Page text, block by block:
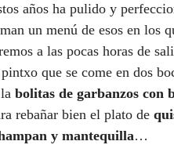
años ha pulido y
un menú de esos en los
a las pocas horas de
que se come en dos
bolitas de garbanzos con
rebañar bien el plato de
y mantequilla…